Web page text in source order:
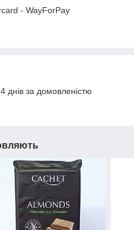
- WayForPay
днів за домовленістю